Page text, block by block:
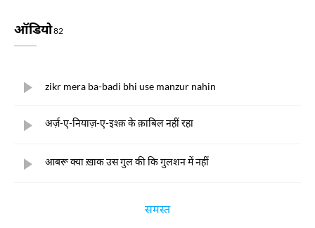
ऑडियो82
zikr mera ba-badi bhi use manzur nahin
अर्ज़-ए-नियाज़-ए-इश्क़ के क़ाबिल नहीं रहा
आबरू क्या ख़ाक उस गुल की कि गुलशन में नहीं
समस्त